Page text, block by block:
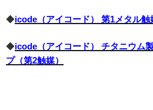
◆icode（アイコード） 第1メタル触
◆icode（アイコード） チタニウム
プ（第2触媒）